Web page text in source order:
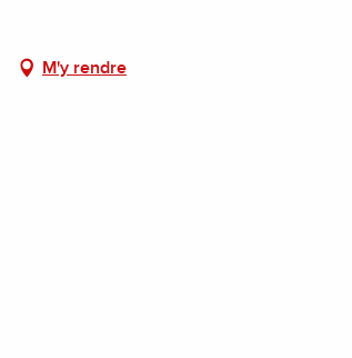
M'y rendre